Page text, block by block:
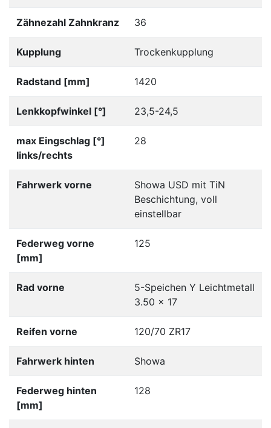
Zähnezahl Zahnkranz 36
Kupplung Trockenkupplung
Radstand [mm] 1420
Lenkkopfwinkel [°] 23,5-24,5
max Eingschlag [°]
links/rechts
28
Fahrwerk vorne
Showa USD mit TiN
Beschichtung, voll
einstellbar
Federweg vorne
[mm]
125
Rad vorne
5-Speichen Y Leichtmetall
3.50 x 17
Reifen vorne 120/70 ZR17
Fahrwerk hinten Showa
Federweg hinten
[mm]
128